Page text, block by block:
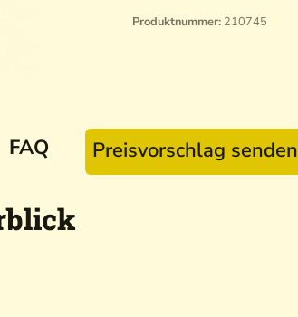
Produktnummer: 210745
FAQ Preisvorschlag senden